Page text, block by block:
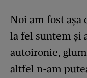
Noi am fost așa
la fel suntem și
autoironie,
altfel n-am